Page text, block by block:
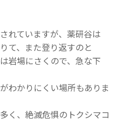
れていますが、薬研谷は
て、また登り返すのと
岩場にさくので、急な下
わかりにくい場所もありま
く、絶滅危惧のトクシマコ